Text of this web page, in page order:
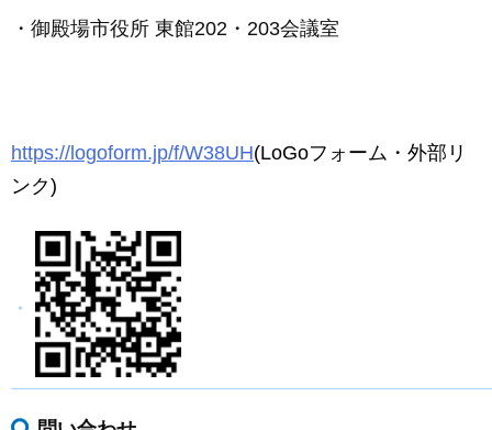
・御殿場市役所 東館202・203会議室
https://logoform.jp/f/W38UH(LoGoフォーム・外部リ
ンク)